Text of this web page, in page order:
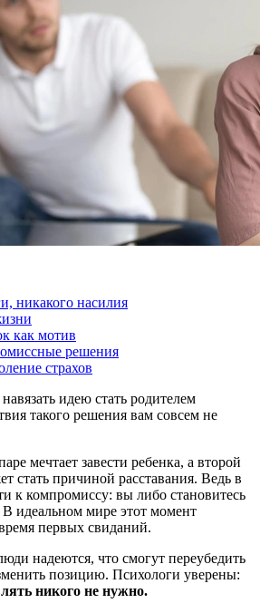
никакого насилия
как мотив
решения
страхов
идею стать родителем
такого решения вам совсем не
мечтает завести ребенка, а второй
стать причиной расставания. Ведь в
к компромиссу: вы либо становитесь
идеальном мире этот момент
первых свиданий.
надеются, что смогут переубедить
позицию. Психологи уверены:
никого не нужно.